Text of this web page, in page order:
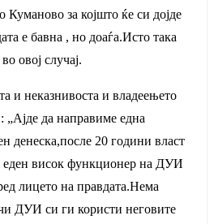
Куманово за којшто ќе си дојде
е бавна , но доаѓа.Исто така
овој случај.
и неказнивоста и владеењето
„Ајде да направиме една
денеска,после 20 години власт
еден висок функционер на ДУИ
лицето на правдата.Нема
ДУИ си ги користи неговите